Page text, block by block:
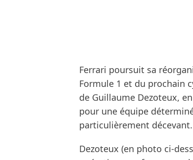
Ferrari poursuit sa
Formule 1 et du prochain
de Guillaume Dezoteux,
pour une équipe
particulièrement décevant.
Dezoteux (en photo ci-